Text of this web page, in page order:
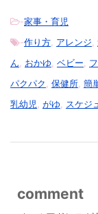
-家事・育児
-作り方 アレンジ
ん
おかゆ ベビー
パクパク
保健所 簡
乳幼児
がゆ スケジ
comment